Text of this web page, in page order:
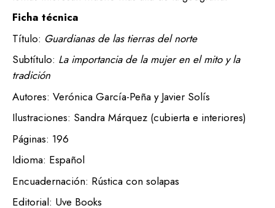
Ficha técnica
Título: Guardianas de las tierras del norte
Subtítulo: La importancia de la mujer en el mito y la
tradición
Autores: Verónica García-Peña y Javier Solís
Ilustraciones: Sandra Márquez (cubierta e interiores)
Páginas: 196
Idioma: Español
Encuadernación: Rústica con solapas
Editorial: Uve Books